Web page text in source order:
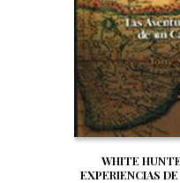
WHITE
EXPERIENCIAS